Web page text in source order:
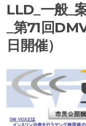
LLD_一般_
_第71回
日開催）